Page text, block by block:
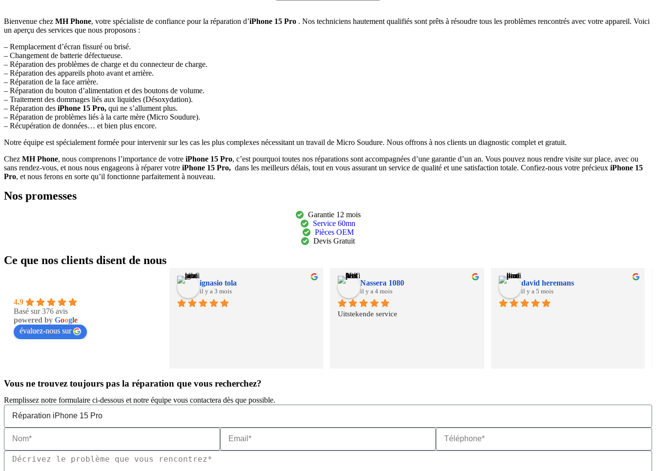
Bienvenue chez MH Phone, votre spécialiste de confiance pour la réparation d’iPhone 15 Pro . Nos techniciens hautement qualifiés sont prêts à résoudre tous les problèmes rencontrés avec votre appareil. Voici
un aperçu des services que nous proposons :
– Remplacement d’écran fissuré ou brisé.
– Changement de batterie défectueuse.
– Réparation des problèmes de charge et du connecteur de charge.
– Réparation des appareils photo avant et arrière.
– Réparation de la face arrière.
– Réparation du bouton d’alimentation et des boutons de volume.
– Traitement des dommages liés aux liquides (Désoxydation).
– Réparation des iPhone 15 Pro, qui ne s’allument plus.
– Réparation de problèmes liés à la carte mère (Micro Soudure).
– Récupération de données… et bien plus encore.
Notre équipe est spécialement formée pour intervenir sur les cas les plus complexes nécessitant un travail de Micro Soudure. Nous offrons à nos clients un diagnostic complet et gratuit.
Chez MH Phone, nous comprenons l’importance de votre iPhone 15 Pro, c’est pourquoi toutes nos réparations sont accompagnées d’une garantie d’un an. Vous pouvez nous rendre visite sur place, avec ou
sans rendez-vous, et nous nous engageons à réparer votre iPhone 15 Pro, dans les meilleurs délais, tout en vous assurant un service de qualité et une satisfaction totale. Confiez-nous votre précieux iPhone 15
Pro, et nous ferons en sorte qu’il fonctionne parfaitement à nouveau.
Nos promesses
Garantie 12 mois
Service 60mn
Pièces OEM
Devis Gratuit
Ce que nos clients disent de nous
4.9
Basé sur 376 avis
powered by Google
évaluez-nous sur
ignasio tola
il y a 3 mois
Nassera 1080
il y a 4 mois
Uitstekende service
david heremans
il y a 5 mois
Vous ne trouvez toujours pas la réparation que vous recherchez?
Remplissez notre formulaire ci-dessous et notre équipe vous contactera dès que possible.